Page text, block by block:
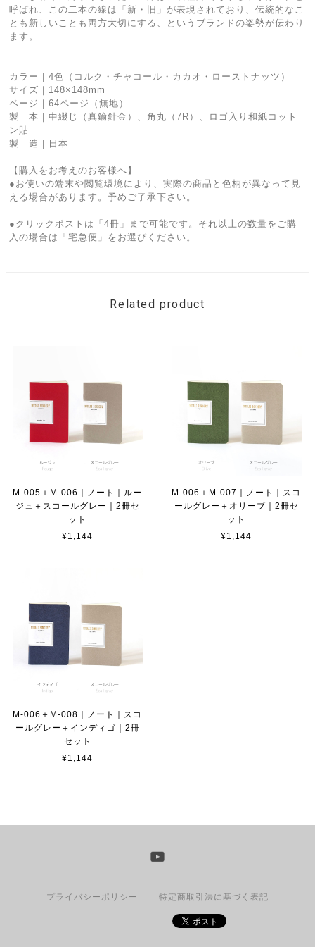
呼ばれ、この二本の線は「新・旧」が表現されており、伝統的なこ
とも新しいことも両方大切にする、というブランドの姿勢が伝わり
ます。
カラー｜4色（コルク・チャコール・カカオ・ローストナッツ）
サイズ｜148×148mm
ページ｜64ページ（無地）
製 本｜中綴じ（真鍮針金）、角丸（7R）、ロゴ入り和紙コット
ン貼
製 造｜日本
【購入をお考えのお客様へ】
●お使いの端末や閲覧環境により、実際の商品と色柄が異なって見
える場合があります。予めご了承下さい。
●クリックポストは「4冊」まで可能です。それ以上の数量をご購
入の場合は「宅急便」をお選びください。
Related product
M-005＋M-006｜ノート｜ルー
ジュ＋スコールグレー｜2冊セ
ット
¥1,144
M-006＋M-007｜ノート｜スコ
ールグレー＋オリーブ｜2冊セ
ット
¥1,144
M-006＋M-008｜ノート｜スコ
ールグレー＋インディゴ｜2冊
セット
¥1,144
プライバシーポリシー 特定商取引法に基づく表記